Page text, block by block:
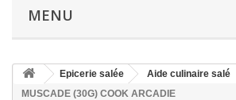
MENU
Epicerie salée Aide culinaire salé
MUSCADE (30G) COOK ARCADIE